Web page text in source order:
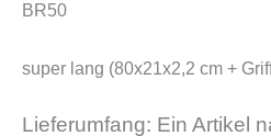
BR50
super lang (80x21x2,2 cm +
Lieferumfang: Ein Artikel